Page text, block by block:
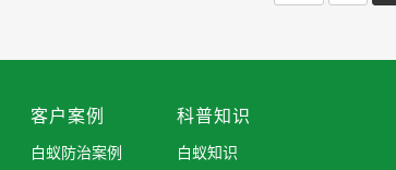
客户案例
白蚁防治案例
科普知识
白蚁知识